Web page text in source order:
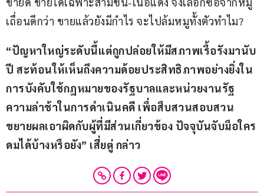
เถื่อนดีกว่า ขายแล้วยังมีกำไร จะไปล้มหมูทั้งตัวทำไม?
“ปัญหาใหญ่ระดับนี้แต่ถูกปล่อยให้มีสภาพเรื้อรังมานับ
ปี สะท้อนให้เห็นถึงความด้อยประสิทธิภาพอย่างยิ่งใน
การบังคับใช้กฎหมายของรัฐบาลและหน่วยงานรัฐ
ความล่าช้าในการดำเนินคดี เพื่อสืบสวนสอบสวน
ขยายผลเอาผิดกับผู้ที่มีส่วนเกี่ยวข้อง ปัจจุบันจับมือใคร
ดมได้บ้างหรือยัง” เสี่ยตู่ กล่าว